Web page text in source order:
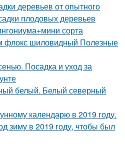
деревьев от опытного
плодовых деревьев
сорта
флокс шиловидный Полезные
Посадка и уход за
белый. Белый северный
календарю в 2019 году.
зиму в 2019 году, чтобы был